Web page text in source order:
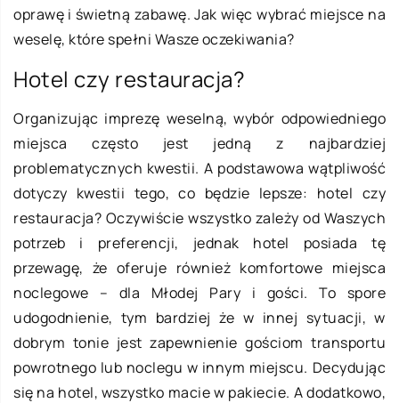
oprawę i świetną zabawę. Jak więc wybrać miejsce na
weselę, które spełni Wasze oczekiwania?
Hotel czy restauracja?
Organizując imprezę weselną, wybór odpowiedniego
miejsca często jest jedną z najbardziej
problematycznych kwestii. A podstawowa wątpliwość
dotyczy kwestii tego, co będzie lepsze: hotel czy
restauracja? Oczywiście wszystko zależy od Waszych
potrzeb i preferencji, jednak hotel posiada tę
przewagę, że oferuje również komfortowe miejsca
noclegowe – dla Młodej Pary i gości. To spore
udogodnienie, tym bardziej że w innej sytuacji, w
dobrym tonie jest zapewnienie gościom transportu
powrotnego lub noclegu w innym miejscu. Decydując
się na hotel, wszystko macie w pakiecie. A dodatkowo,